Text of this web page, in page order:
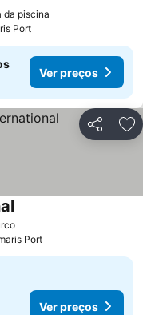
da piscina
Port
Ver preços
Partilhar
Port
Ver preços